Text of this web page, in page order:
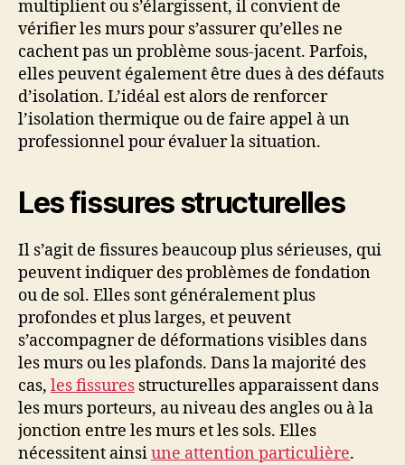
multiplient ou s’élargissent, il convient de
vérifier les murs pour s’assurer qu’elles ne
cachent pas un problème sous-jacent. Parfois,
elles peuvent également être dues à des défauts
d’isolation. L’idéal est alors de renforcer
l’isolation thermique ou de faire appel à un
professionnel pour évaluer la situation.
Les fissures structurelles
Il s’agit de fissures beaucoup plus sérieuses, qui
peuvent indiquer des problèmes de fondation
ou de sol. Elles sont généralement plus
profondes et plus larges, et peuvent
s’accompagner de déformations visibles dans
les murs ou les plafonds. Dans la majorité des
cas, les fissures structurelles apparaissent dans
les murs porteurs, au niveau des angles ou à la
jonction entre les murs et les sols. Elles
nécessitent ainsiune attention particulière.